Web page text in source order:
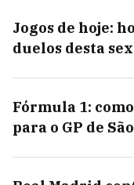
Jogos de hoje:
duelos desta
Fórmula 1:
para o GP de